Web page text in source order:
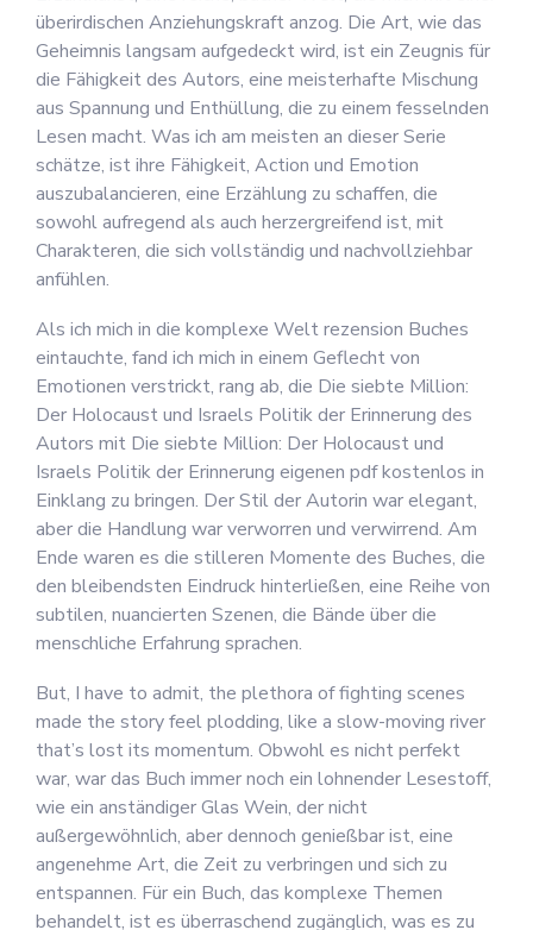
überirdischen Anziehungskraft anzog. Die Art, wie das
Geheimnis langsam aufgedeckt wird, ist ein Zeugnis für
die Fähigkeit des Autors, eine meisterhafte Mischung
aus Spannung und Enthüllung, die zu einem fesselnden
Lesen macht. Was ich am meisten an dieser Serie
schätze, ist ihre Fähigkeit, Action und Emotion
auszubalancieren, eine Erzählung zu schaffen, die
sowohl aufregend als auch herzergreifend ist, mit
Charakteren, die sich vollständig und nachvollziehbar
anfühlen.
Als ich mich in die komplexe Welt rezension Buches
eintauchte, fand ich mich in einem Geflecht von
Emotionen verstrickt, rang ab, die Die siebte Million:
Der Holocaust und Israels Politik der Erinnerung des
Autors mit Die siebte Million: Der Holocaust und
Israels Politik der Erinnerung eigenen pdf kostenlos in
Einklang zu bringen. Der Stil der Autorin war elegant,
aber die Handlung war verworren und verwirrend. Am
Ende waren es die stilleren Momente des Buches, die
den bleibendsten Eindruck hinterließen, eine Reihe von
subtilen, nuancierten Szenen, die Bände über die
menschliche Erfahrung sprachen.
But, I have to admit, the plethora of fighting scenes
made the story feel plodding, like a slow-moving river
that’s lost its momentum. Obwohl es nicht perfekt
war, war das Buch immer noch ein lohnender Lesestoff,
wie ein anständiger Glas Wein, der nicht
außergewöhnlich, aber dennoch genießbar ist, eine
angenehme Art, die Zeit zu verbringen und sich zu
entspannen. Für ein Buch, das komplexe Themen
behandelt, ist es überraschend zugänglich, was es zu